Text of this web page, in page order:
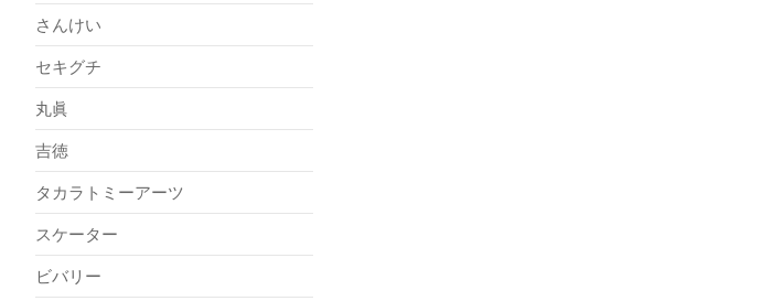
さんけい
セキグチ
丸眞
吉徳
タカラトミーアーツ
スケーター
ビバリー